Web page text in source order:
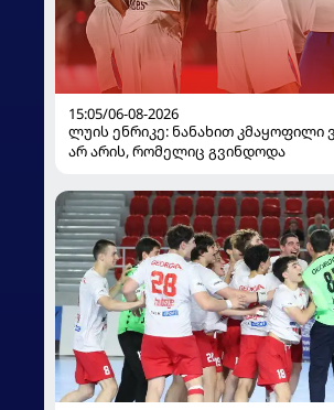
15:05/06-08-2026
ლუის ენრიკე: ნანახით კმაყოფილი
არ არის, რომელიც გვინდოდა